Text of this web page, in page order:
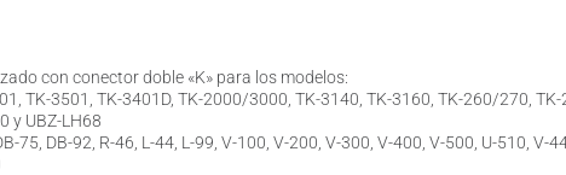
con conector doble «K» para los modelos:
TK-3501, TK-3401D, TK-2000/3000, TK-3140, TK-3160, TK-260/270,
y UBZ-LH68
75, DB-92, R-46, L-44, L-99, V-100, V-200, V-300, V-400, V-500, U-510, V-